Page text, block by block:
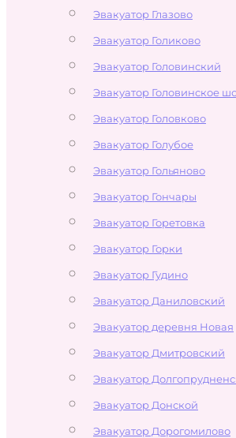
Эвакуатор Глазово
Эвакуатор Голиково
Эвакуатор Головинский
Эвакуатор Головинское
Эвакуатор Головково
Эвакуатор Голубое
Эвакуатор Гольяново
Эвакуатор Гончары
Эвакуатор Горетовка
Эвакуатор Горки
Эвакуатор Гудино
Эвакуатор Даниловский
Эвакуатор деревня Новая
Эвакуатор Дмитровский
Эвакуатор
Эвакуатор Донской
Эвакуатор Дорогомилово